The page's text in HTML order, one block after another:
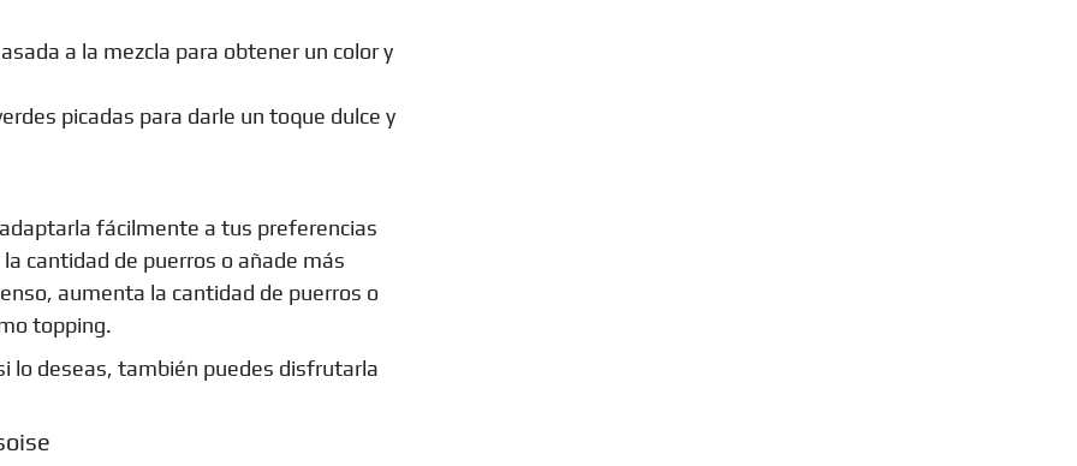
a la mezcla para obtener un color y
picadas para darle un toque dulce y
fácilmente a tus preferencias
cantidad de puerros o añade más
aumenta la cantidad de puerros o
topping.
lo deseas, también puedes disfrutarla